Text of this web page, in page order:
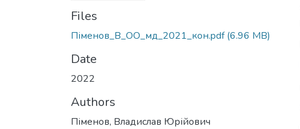
Files
Піменов_В_ОО_мд_2021_кон.pdf(6.96 MB)
Date
2022
Authors
Піменов, Владислав Юрійович